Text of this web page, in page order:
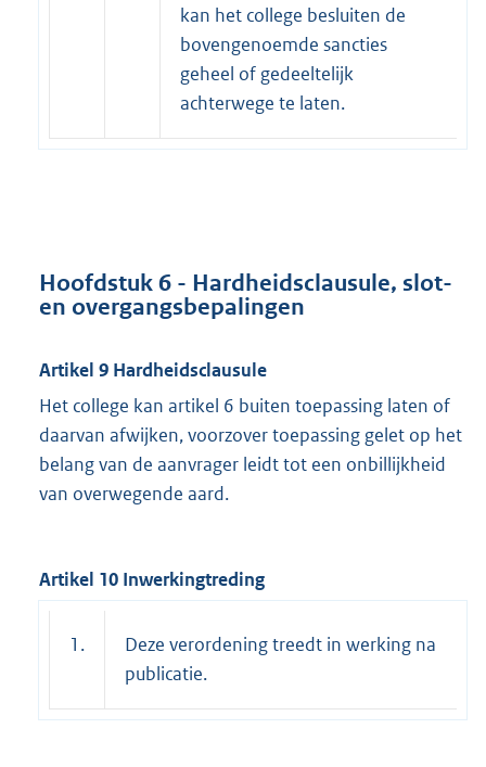
kan het college besluiten de
bovengenoemde sancties
geheel of gedeeltelijk
achterwege te laten.
Hoofdstuk 6 - Hardheidsclausule, slot-
en overgangsbepalingen
Artikel 9 Hardheidsclausule
Het college kan artikel 6 buiten toepassing laten of
daarvan afwijken, voorzover toepassing gelet op het
belang van de aanvrager leidt tot een onbillijkheid
van overwegende aard.
Artikel 10 Inwerkingtreding
1.
Deze verordening treedt in werking na
publicatie.